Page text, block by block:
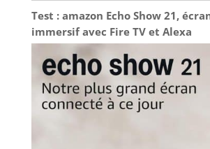
Test : amazon Echo Show 21,
immersif avec Fire TV et Alexa